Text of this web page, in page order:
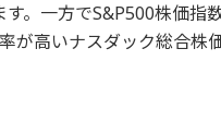
。一方でS&P500株価指
が高いナスダック総合株